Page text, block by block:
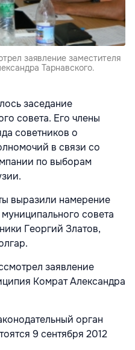
заявление заместителя
Тарнавского.
заседание
совета. Его члены
советников о
в связи со
по выборам
выразили намерение
совета
Георгий Златов,
заявление
Комрат Александра
орган
9 сентября 2012